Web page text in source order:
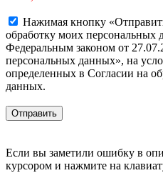
Нажимая кнопку
обработку моих персональных
Федеральным законом от
персональных данных», на
определенных в Согласии на
данных.
Если вы заметили ошибку в
курсором и нажмите на